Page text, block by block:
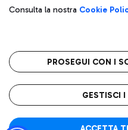
Gelateria
Wine Bar & Sparkling
Raggiungi l’aeroporto
Scopri la nostra offerta per
Mappa Aeroporto Fiumicino
Privacy policy
Consulta la nostra Cookie
PROSEGUI CON I
GESTISCI